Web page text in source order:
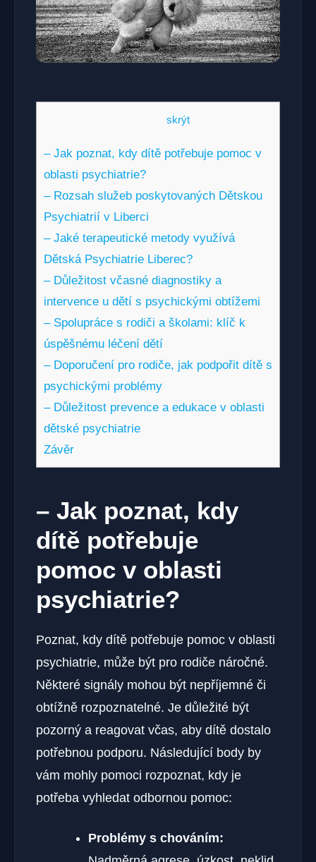
skrýt]
– Jak poznat, kdy dítě potřebuje pomoc v
oblasti psychiatrie?
– Rozsah služeb poskytovaných Dětskou
Psychiatrií v Liberci
– Jaké terapeutické metody využívá
Dětská Psychiatrie Liberec?
– Důležitost včasné diagnostiky a
intervence u dětí s psychickými obtížemi
– Spolupráce s rodiči a školami: klíč k
úspěšnému léčení dětí
– Doporučení pro rodiče, jak podpořit dítě s
psychickými problémy
– Důležitost prevence a edukace v oblasti
dětské psychiatrie
Závěr
– Jak poznat, kdy
dítě potřebuje
pomoc v oblasti
psychiatrie?
Poznat, kdy dítě potřebuje pomoc v oblasti
psychiatrie, může být pro rodiče náročné.
Některé signály mohou být nepříjemné či
obtížně rozpoznatelné. Je důležité být
pozorný a reagovat včas, aby dítě dostalo
potřebnou podporu. Následující body by
vám mohly pomoci rozpoznat, kdy je
potřeba vyhledat odbornou pomoc:
Problémy s chováním: